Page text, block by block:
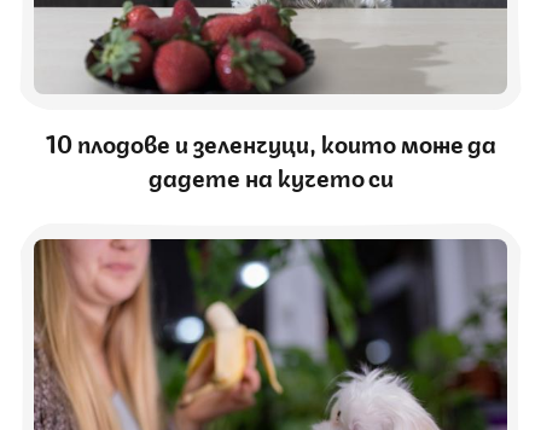
10 плодове и зеленчуци, които може да
дадете на кучето си